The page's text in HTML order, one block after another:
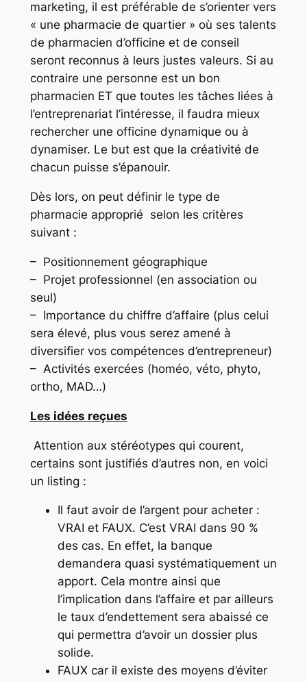
marketing, il est préférable de s’orienter vers
« une pharmacie de quartier » où ses talents
de pharmacien d’officine et de conseil
seront reconnus à leurs justes valeurs. Si au
contraire une personne est un bon
pharmacien ET que toutes les tâches liées à
l’entreprenariat l’intéresse, il faudra mieux
rechercher une officine dynamique ou à
dynamiser. Le but est que la créativité de
chacun puisse s’épanouir.
Dès lors, on peut définir le type de
pharmacie approprié selon les critères
suivant :
– Positionnement géographique
– Projet professionnel (en association ou
seul)
– Importance du chiffre d’affaire (plus celui
sera élevé, plus vous serez amené à
diversifier vos compétences d’entrepreneur)
– Activités exercées (homéo, véto, phyto,
ortho, MAD…)
Les idées reçues
Attention aux stéréotypes qui courent,
certains sont justifiés d’autres non, en voici
un listing :
Il faut avoir de l’argent pour acheter :
VRAI et FAUX. C’est VRAI dans 90 %
des cas. En effet, la banque
demandera quasi systématiquement un
apport. Cela montre ainsi que
l’implication dans l’affaire et par ailleurs
le taux d’endettement sera abaissé ce
qui permettra d’avoir un dossier plus
solide.
FAUX car il existe des moyens d’éviter